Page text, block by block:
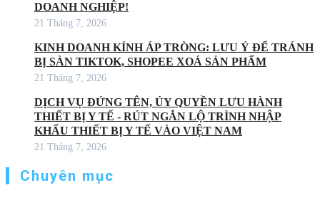
DOANH NGHIỆP!
21 Tháng 7, 2026
KINH DOANH KÍNH ÁP TRÒNG: LƯU Ý ĐỂ TRÁNH
BỊ SÀN TIKTOK, SHOPEE XOÁ SẢN PHẨM
21 Tháng 7, 2026
DỊCH VỤ ĐỨNG TÊN, ỦY QUYỀN LƯU HÀNH
THIẾT BỊ Y TẾ - RÚT NGẮN LỘ TRÌNH NHẬP
KHẨU THIẾT BỊ Y TẾ VÀO VIỆT NAM
21 Tháng 7, 2026
Chuyên mục